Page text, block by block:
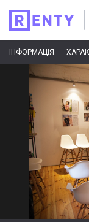
ІНФОРМАЦІЯ